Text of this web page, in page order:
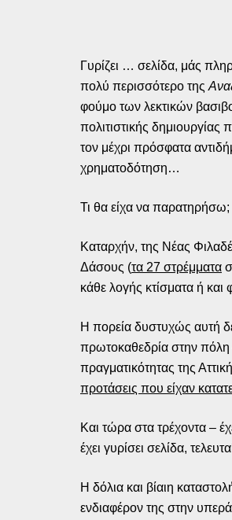
Γυρίζει … σελίδα, μάς
πολύ περισσότερο της
φούμο των λεκτικών
πολιτιστικής
τον μέχρι πρόσφατα
χρηματοδότηση…
Τι θα είχα να παρατηρήσω;
Καταρχήν, της Νέας
Δάσους (τα 27 στρέμματα
κάθε λογής κτίσματα ή και
Η πορεία δυστυχώς αυτή
πρωτοκαθεδρία στην πόλη
πραγματικότητας της
προτάσεις που είχαν
Και τώρα στα τρέχοντα –
έχει γυρίσει σελίδα,
Η δόλια και βίαιη
ενδιαφέρον της στην